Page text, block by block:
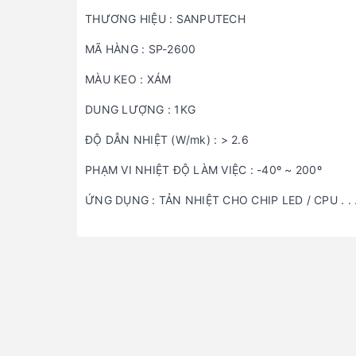
THƯƠNG HIỆU : SANPUTECH
MÃ HÀNG : SP-2600
MÀU KEO : XÁM
DUNG LƯỢNG : 1KG
ĐỘ DẪN NHIỆT (W/mk) : > 2.6
PHẠM VI NHIỆT ĐỘ LÀM VIỆC : -40º ~ 200º
ỨNG DỤNG : TẢN NHIỆT CHO CHIP LED / CPU . .